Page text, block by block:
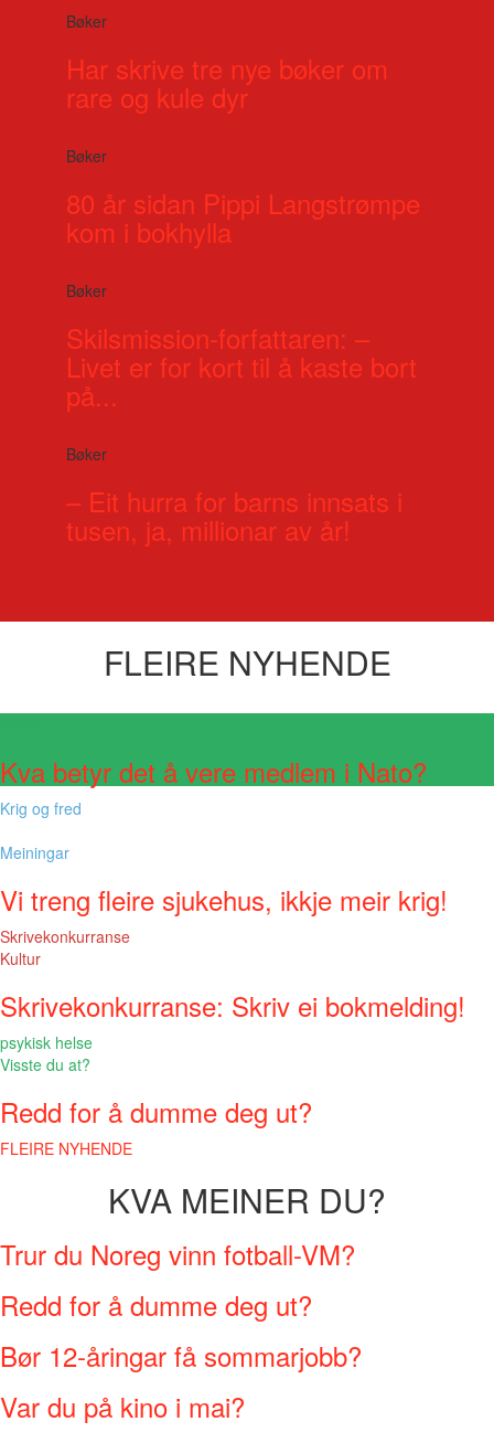
Bøker
Har skrive tre nye bøker om
rare og kule dyr
Bøker
80 år sidan Pippi Langstrømpe
kom i bokhylla
Bøker
Skilsmission-forfattaren: –
Livet er for kort til å kaste bort
på...
Bøker
– Eit hurra for barns innsats i
tusen, ja, millionar av år!
FLEIRE NYHENDE
Kva betyr det å vere medlem i Nato?
Krig og fred
Meiningar
Vi treng fleire sjukehus, ikkje meir krig!
Skrivekonkurranse
Kultur
Skrivekonkurranse: Skriv ei bokmelding!
psykisk helse
Visste du at?
Redd for å dumme deg ut?
FLEIRE NYHENDE
KVA MEINER DU?
Trur du Noreg vinn fotball-VM?
Redd for å dumme deg ut?
Bør 12-åringar få sommarjobb?
Var du på kino i mai?